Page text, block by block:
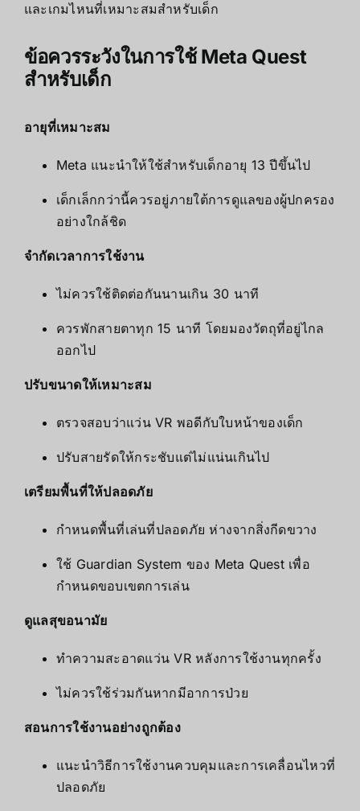
และเกมไหนที่เหมาะสมสำหรับเด็ก
ข้อควรระวังในการใช้ Meta Quest
สำหรับเด็ก
อายุที่เหมาะสม
Meta แนะนำให้ใช้สำหรับเด็กอายุ 13 ปีขึ้นไป
เด็กเล็กกว่านี้ควรอยู่ภายใต้การดูแลของผู้ปกครอง
อย่างใกล้ชิด
จำกัดเวลาการใช้งาน
ไม่ควรใช้ติดต่อกันนานเกิน 30 นาที
ควรพักสายตาทุก 15 นาที โดยมองวัตถุที่อยู่ไกล
ออกไป
ปรับขนาดให้เหมาะสม
ตรวจสอบว่าแว่น VR พอดีกับใบหน้าของเด็ก
ปรับสายรัดให้กระชับแต่ไม่แน่นเกินไป
เตรียมพื้นที่ให้ปลอดภัย
กำหนดพื้นที่เล่นที่ปลอดภัย ห่างจากสิ่งกีดขวาง
ใช้ Guardian System ของ Meta Quest เพื่อ
กำหนดขอบเขตการเล่น
ดูแลสุขอนามัย
ทำความสะอาดแว่น VR หลังการใช้งานทุกครั้ง
ไม่ควรใช้ร่วมกันหากมีอาการป่วย
สอนการใช้งานอย่างถูกต้อง
แนะนำวิธีการใช้งานควบคุมและการเคลื่อนไหวที่
ปลอดภัย